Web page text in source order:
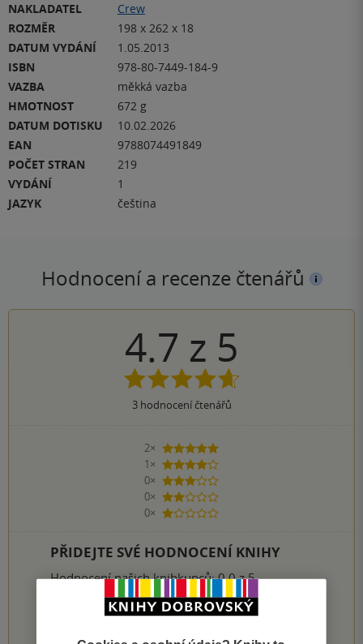
NAKLADATEL
Crew
ROZMĚR
198 x 262 x 18
DATUM VYDÁNÍ
1.05.2013
ISBN
978-80-7449-184-9
VAZBA
měkká vazba
HMOTNOST
672 g
DATUM DOTISKU
10.02.2026
EAN
9788074491849
POČET STRAN
219
VYDÁNÍ
1
JAZYK
čeština
Hodnocení a recenze čtenářů
4.7 z 5
3hodnocení čtenářů
2×
5 hvězdiček
1×
4 hvězdičky
0×
3 hvězdičky
0×
2 hvězdičky
0×
1 hvezdička
PŘIDEJTE SVÉ HODNOCENÍ KNIHY
Hodnocení našich knihkupců: 0.0 z 5
1 2 3 4 5